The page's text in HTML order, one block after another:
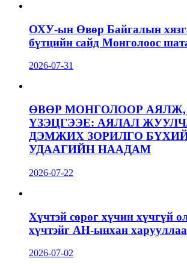
ОХУ-ын Өвөр Байгалын
бүтцийн сайд Монголоос
2026-07-31
ӨВӨР МОНГОЛООР
ҮЗЭЦГЭЭЕ: АЯЛАЛ
ДЭМЖИХ ЗОРИЛГО БҮХИЙ
УДААГИЙН НААДАМ
2026-07-22
Хүчтэй сөрөг хүчин хүчгүй
хүчтэйг АН-ынхан харууллаа
2026-07-02